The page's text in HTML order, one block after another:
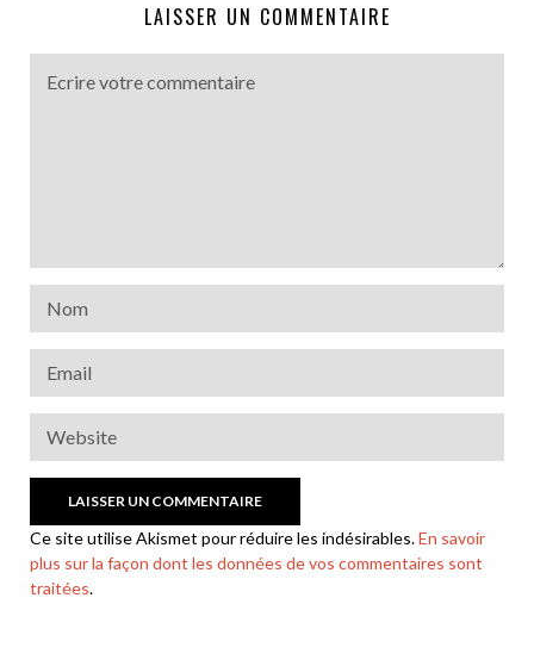
LAISSER UN COMMENTAIRE
Ce site utilise Akismet pour réduire les indésirables.En savoir
plus sur la façon dont les données de vos commentaires sont
traitées.